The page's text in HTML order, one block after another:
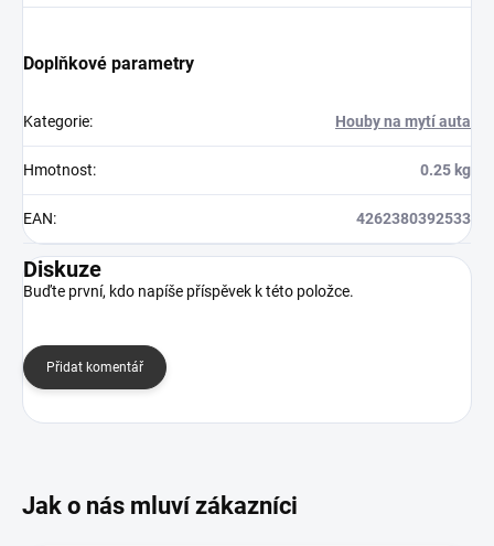
Doplňkové parametry
Kategorie: Houby na mytí auta
Hmotnost: 0.25 kg
EAN: 4262380392533
Diskuze
Buďte první, kdo napíše příspěvek k této položce.
Přidat komentář